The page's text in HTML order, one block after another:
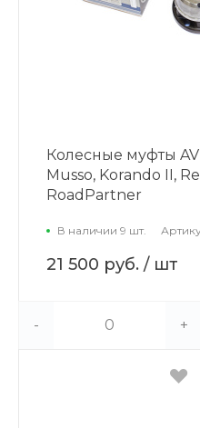
Колесные муфты
Musso, Korando II,
RoadPartner
В наличии 9 шт.
21 500 руб. / шт
- +